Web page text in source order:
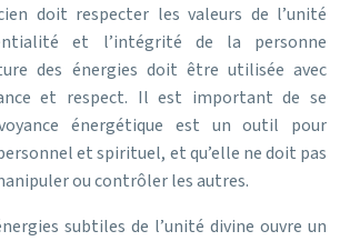
doit respecter les valeurs de l’unité
et l’intégrité de la personne
des énergies doit être utilisée avec
et respect. Il est important de se
énergétique est un outil pour
et spirituel, et qu’elle ne doit pas
ou contrôler les autres.
subtiles de l’unité divine ouvre un